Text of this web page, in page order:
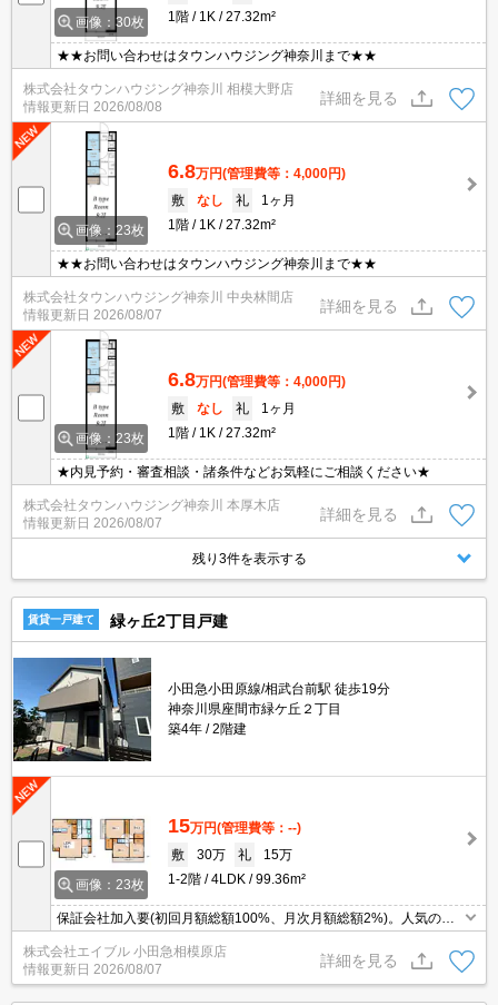
画像：30枚
1階
1K 27.32m²
★★お問い合わせはタウンハウジング神奈川まで★★
株式会社タウンハウジング神奈川 相模大野店
情報更新日 2026/08/08
詳細を見る
画像：23枚
6.8万円(管理費等：4,000円)
敷
なし 礼
1ヶ月
1階
1K 27.32m²
★★お問い合わせはタウンハウジング神奈川まで★★
株式会社タウンハウジング神奈川 中央林間店
情報更新日 2026/08/07
詳細を見る
画像：23枚
6.8万円(管理費等：4,000円)
敷
なし 礼
1ヶ月
1階
1K 27.32m²
★内見予約・審査相談・諸条件などお気軽にご相談ください★
株式会社タウンハウジング神奈川 本厚木店
情報更新日 2026/08/07
詳細を見る
残り3件を表示する
賃貸一戸建て 緑ヶ丘2丁目戸建
小田急小田原線/相武台前駅 徒歩19分
神奈川県座間市緑ケ丘２丁目
築4年
2階建
画像：23枚
15万円(管理費等：--)
敷
30万 礼
15万
1-2階
4LDK 99.36m²
保証会社加入要(初回月額総額100%、月次月額総額2%)。人気の戸
建。日当たり良好。駐車場1台分無料。消火剤・防災グッズ代16,50
0円～。追い焚き付き。宅配ボックスあり。
株式会社エイブル 小田急相模原店
情報更新日 2026/08/07
詳細を見る